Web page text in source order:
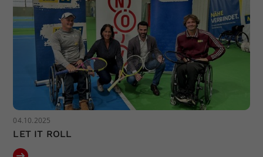
04.10.2025
LET IT ROLL
Dieser Wert speichert Ihre Consent-
Einstellungen. Unter anderem eine
zufällig generierte ID, für die
historische Speicherung Ihrer
vorgenommen Einstellungen, falls der
Webseiten-Betreiber dies eingestellt
hat.